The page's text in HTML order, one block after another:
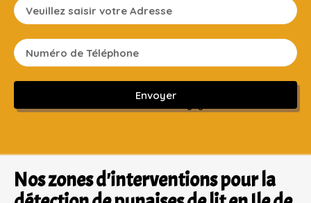
Envoyer
Sans engagement ni frais cachés
Nos zones d'interventions pour la